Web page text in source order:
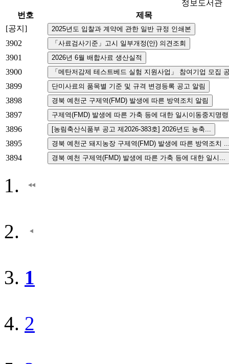
정보도서관
번호
제목
[공지]
3902
3901
3900
3899
3898
3897
3896
3895
3894
1
2